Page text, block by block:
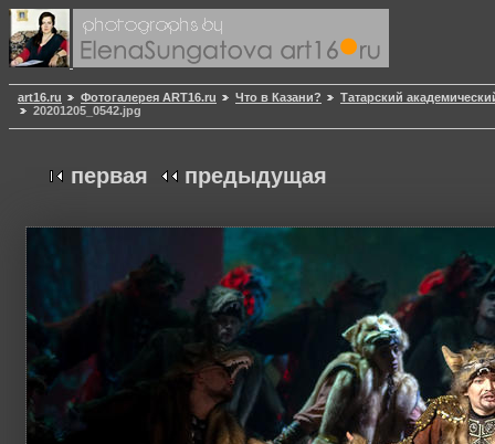
art16.ru Фотогалерея ART16.ru Что в Казани?
Татарский
20201205_0542.jpg
первая предыдущая